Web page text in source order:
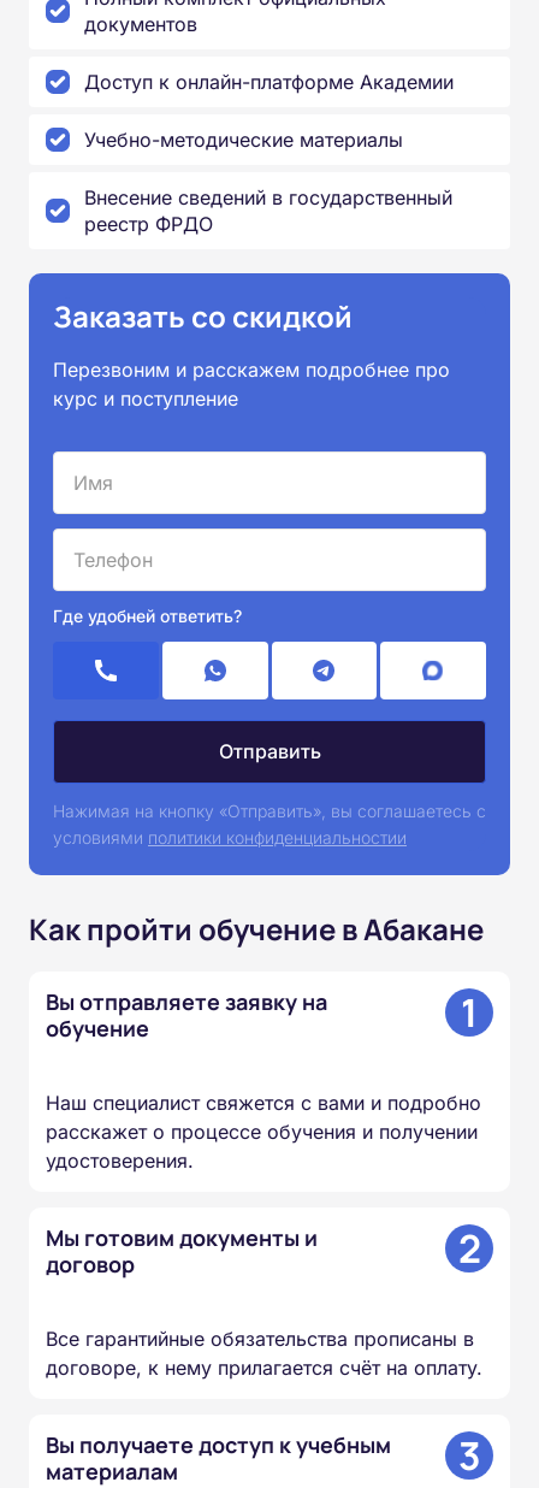
документов
Доступ к онлайн-платформе Академии
Учебно-методические материалы
Внесение сведений в государственный
реестр ФРДО
Заказать со скидкой
Перезвоним и расскажем подробнее про
курс и поступление
Где удобней ответить?
Нажимая на кнопку «Отправить», вы соглашаетесь с
условиями политики конфиденциальностии
Как пройти обучение в Абакане
Вы отправляете заявку на
обучение
1
Наш специалист свяжется с вами и подробно
расскажет о процессе обучения и получении
удостоверения.
Мы готовим документы и
договор
2
Все гарантийные обязательства прописаны в
договоре, к нему прилагается счёт на оплату.
Вы получаете доступ к учебным
материалам
3